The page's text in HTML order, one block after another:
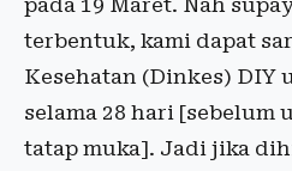
pada 19 Maret. Nah
terbentuk, kami dapat
Kesehatan (Dinkes) DIY
selama 28 hari [sebelum
tatap muka]. Jadi jika